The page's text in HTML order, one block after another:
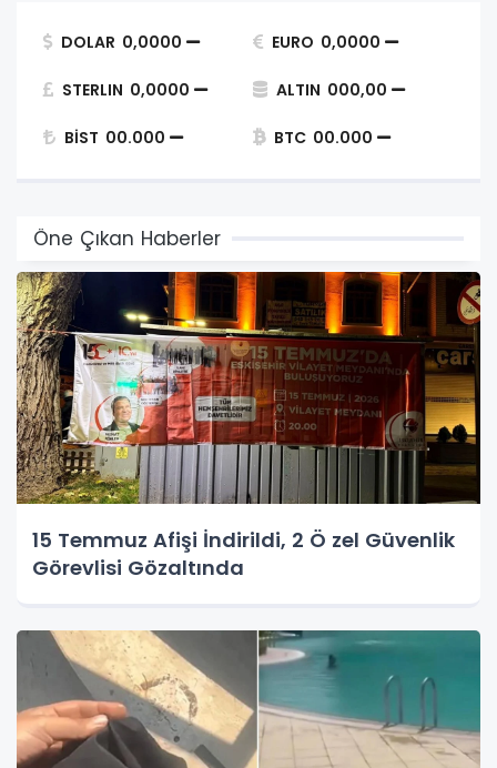
DOLAR 0,0000 EURO 0,0000
STERLIN 0,0000 ALTIN 000,00
BİST 00.000 BTC 00.000
Öne Çıkan Haberler
15 Temmuz Afişi İndirildi, 2 Ö zel Güvenlik
Görevlisi Gözaltında